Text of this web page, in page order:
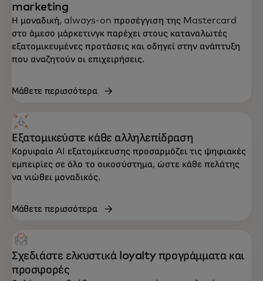
marketing
Η μοναδική, always-on προσέγγιση της Mastercard
στο άμεσο μάρκετινγκ παρέχει στους καταναλωτές
εξατομικευμένες προτάσεις και οδηγεί στην ανάπτυξη
που αναζητούν οι επιχειρήσεις.
Μάθετε περισσότερα
Εξατομικεύστε κάθε αλληλεπίδραση
Κορυφαίο AI εξατομίκευσης προσαρμόζει τις ψηφιακές
εμπειρίες σε όλο το οικοσύστημα, ώστε κάθε πελάτης
να νιώθει μοναδικός.
Μάθετε περισσότερα
Σχεδιάστε ελκυστικά loyalty προγράμματα και
προσφορές